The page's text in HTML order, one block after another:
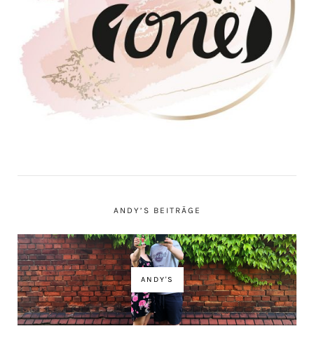
ANDY’S BEITRÄGE
ANDY'S